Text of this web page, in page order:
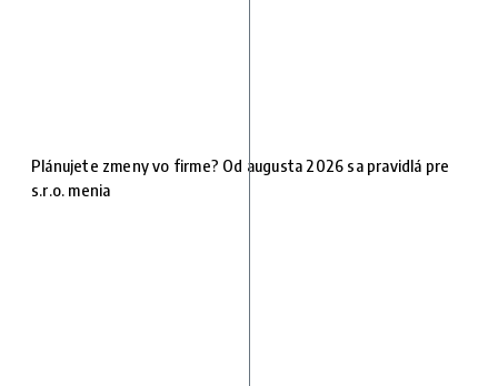
Plánujete zmeny vo firme? Od augusta 2026 sa pravidlá pre
s.r.o. menia